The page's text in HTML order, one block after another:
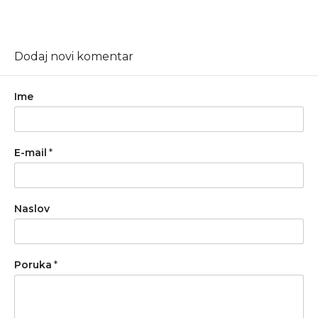
Dodaj novi komentar
Ime
E-mail *
Naslov
Poruka *